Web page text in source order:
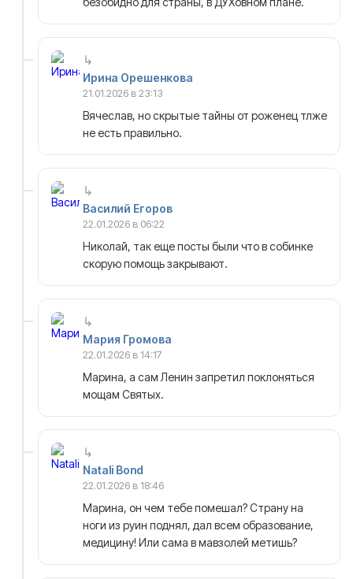
Ирина Орешенкова
21.01.2026 в 23:13
Вячеслав, но скрытые тайны от роженец тлже
не есть правильно.
Василий Егоров
22.01.2026 в 06:22
Николай, так еще посты были что в собинке
скорую помощь закрывают.
Мария Громова
22.01.2026 в 14:17
Марина, а сам Ленин запретил поклоняться
мощам Святых.
Natali Bond
22.01.2026 в 18:46
Марина, он чем тебе помешал? Страну на
ноги из руин поднял, дал всем образование,
медицину! Или сама в мавзолей метишь?